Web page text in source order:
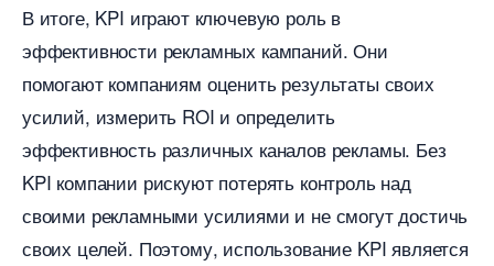
итоге, KPI играют ключевую роль
эффективности рекламных кампаний. Они
помогают компаниям оценить результаты своих
усилий, измерить ROI и определить
эффективность различных каналов рекламы. Без
KPI компании рискуют потерять контроль над
своими рекламными усилиями и не смогут достичь
своих целей. Поэтому, использование KPI является